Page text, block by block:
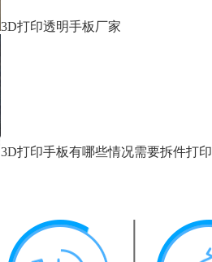
3D打印透明手板厂家
3D打印手板有哪些情况需要拆件打印